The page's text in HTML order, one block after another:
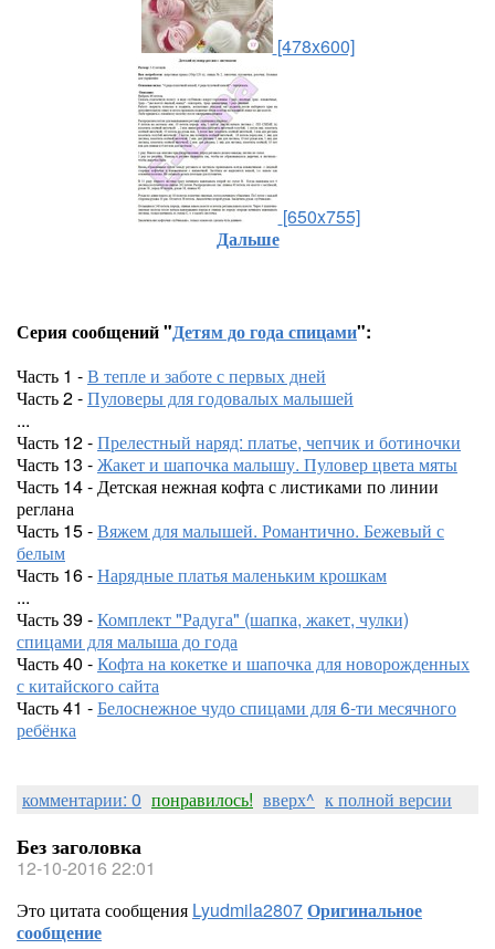
[478x600]
[650x755]
Дальше
Серия сообщений "Детям до года спицами":
Часть 1 -В тепле и заботе с первых дней
Часть 2 -Пуловеры для годовалых малышей
...
Часть 12 -Прелестный наряд: платье, чепчик и ботиночки
Часть 13 -Жакет и шапочка малышу. Пуловер цвета мяты
Часть 14 - Детская нежная кофта с листиками по линии
реглана
Часть 15 -Вяжем для малышей. Романтично. Бежевый с
белым
Часть 16 -Нарядные платья маленьким крошкам
...
Часть 39 -Комплект "Радуга" (шапка, жакет, чулки)
спицами для малыша до года
Часть 40 -Кофта на кокетке и шапочка для новорожденных
с китайского сайта
Часть 41 -Белоснежное чудо спицами для 6-ти месячного
ребёнка
комментарии: 0 понравилось! вверх^ к полной версии
Без заголовка
12-10-2016 22:01
Это цитата сообщения Lyudmila2807Оригинальное
сообщение